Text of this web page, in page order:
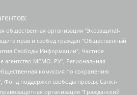
Анин Роман Александрович, Юридическое лицо Istories fonds, зарегистрированное в Латвийской Республике (регистрационный номер 50008295751, дата регистрации 24.02.2020), Великовский Дмитрий Александрович, Долинина Ирина Николаевна, Мароховская Алеся Алексеевна, Шлейнов Роман Юрьевич, Шмагун Олеся Валентиновна, Общество с ограниченной ответственностью "Альтаир 2021", Общество с ограниченной ответственностью "Вега 2021", Общество с ограниченной ответственностью "Главный редактор 2021", Общество с ограниченной ответственностью "Ромашки монолит", Важенков Артем Валерьевич, Ивановская областная общественная организация "Центр гендерных исследований", Гурман Юрий Альбертович, Медиапроект "ОВД-Инфо", Егоров Владимир Владимирович, Жилинский Владимир Александрович, Общество с ограниченной ответственностью "ЗП", Иванова София Юрьевна, Карезина Инна Павловна, Кильтау Екатерина Викторовна, Петров Алексей Викторович, Пискунов Сергей Евгеньевич, Смирнов Сергей Сергеевич, Тихонов Михаил Сергеевич, Общество с ограниченной ответственностью "ЖУРНАЛИСТ-ИНОСТРАННЫЙ АГЕНТ", Арапова Галина Юрьевна, Вольтская Татьяна Анатольевна, Американская компания "Mason G.E.S. Anonymous Foundation" (США), являющаяся владельцем интернет-издания https://mnews.world/, Компания "Stichting Bellingcat", зарегистрированная в Нидерландах (дата регистрации 11.07.2018), Захаров Андрей Вячеславович, Клепиковская Екатерина Дмитриевна, Общество с ограниченной ответственностью "МЕМО", Перл Роман Александрович, Симонов Евгений Алексеевич, Соловьева Елена Анатольевна, Сотников Даниил Владимирович, Сурначева Елизавета Дмитриевна, Автономная некоммерческая организация по защите прав человека и информированию населения "Якутия – Наше Мнение", Общество с ограниченной ответственностью "Москоу диджитал медиа", с 26.01.2023 Общество с ограниченной ответственностью "Чайка Белые сады", Ветошкина Валерия Валерьевна, Заговора Максим Александрович, Межрегиональное общественное движение "Российская ЛГБТ - сеть", Оленичев Максим Владимирович, Павлов Иван Юрьевич, Скворцова Елена Сергеевна, Общество с ограниченной ответственностью "Как бы инагент", Кочетков Игорь Викторович, Общество с ограниченной ответственностью "Честные выборы", Еланчик Олег Александрович, Общество с ограниченной ответственностью "Нобелевский призыв", Гималова Регина Эмилевна, Григорьев Андрей Валерьевич, Григорьева Алина Александровна, Ассоциация по содействию защите прав призывников, альтернативнослужащих и военнослужащих "Правозащитная группа "Гражданин.Армия.Право", Хисамова Регина Фаритовна, Автономная некоммерческая организация по реализации социально-правовых программ "Лилит", Дальневосточное общественное движение "Маяк", Санкт-Петербургская ЛГБТ-инициативная группа "Выход", Инициативная группа ЛГБТ+ "Реверс", Алексеев Андрей Викторович, Бекбулатова Таисия Львовна, Беляев Иван Михайлович, Владыкина Елена Сергеевна, Гельман Марат Александрович, Никульшина Вероника Юрьевна, Толоконникова Надежда Андреевна, Шендерович Виктор Анатольевич, Общество с ограниченной ответственностью "Данное сообщение", Общество с ограниченной ответственностью Издательский дом "Новая глава", Айнбиндер Александра Александровна, Московский комьюнити-центр для ЛГБТ+инициатив, Благотворительный фонд развития филантропии, Deutsche Welle (Германия, Kurt-Schumacher-Strasse 3, 53113 Bonn), Борзунова Мария Михайловна, Воробьев Виктор Викторович, Голубева Анна Львовна, Константинова Алла Михайловна, Малкова Ирина Владимировна, Мурадов Мурад Абдулгалимович, Осетинская Елизавета Николаевна, Понасенков Евгений Николаевич, Ганапольский Матвей Юрьевич, Киселев Евгений Алексеевич, Борухович Ирина Григорьевна, Дремин Иван Тимофеевич, Дубровский Дмитрий Викторович, Красноярская региональная общественная организация поддержки и развития альтернативных образовательных технологий и межкультурных коммуникаций "ИНТЕРРА", Маяковская Екатерина Алексеевна, Фейгин Марк Захарович, Филимонов Андрей Викторович, Дзугкоева Регина Николаевна, Доброхотов Роман Александрович, Дудь Юрий Александрович, Елкин Сергей Владимирович, Кругликов Кирилл Игоревич, Сабунаева Мария Леонидовна, Семенов Алексей Владимирович, Шаинян Карен Багратович, Шульман Екатерина Михайловна, Асафьев Артур Валерьевич, Вахштайн Виктор Семенович, Венедиктов Алексей Алексеевич, Лушникова Екатерина Евгеньевна, Волков Леонид Михайлович, Невзоров Александр Глебович, Пархоменко Сергей Борисович, Сироткин Ярослав Николаевич, Кара-Мурза Владимир Владимирович, Баранова Наталья Владимировна, Гозман Леонид Яковлевич, Кагарлицкий Борис Юльевич, Климарев Михаил Валерьевич, Милов Владимир Станиславович, Автономная некоммерческая организация Краснодарский центр современного искусства "Типография", Моргенштерн Алишер Тагирович, Соболь Любовь Эдуардовна, Общество с ограниченной ответственностью "ЛИЗА НОРМ", Каспаров Гарри Кимович, Ходорковский Михаил Борисович, Общество с ограниченной ответственностью "Апрельские тезисы", Данилович Ирина Брониславовна, Кашин Олег Владимирович, Петров Николай Владимирович, Пивоваров Алексей Владимирович, Соколов Михаил Владимирович, Цветкова Юлия Владимировна, Чичваркин Евгений Александрович, Комитет против пыток/Команда против пыток, Общество с ограниченной ответственностью "Первый научный", Общество с ограниченной ответственностью "Вертолет и ко", Белоцерковская Вероника Борисовна, Кац Максим Евгеньевич, Лазарева Татьяна Юрьевна, Шаведдинов Руслан Табризович, Яшин Илья Валерьевич, Общество с ограниченной ответственностью "Иноагент ААВ", Алешковский Дмитрий Петрович, Альбац Евгения Марковна, Быков Дмитрий Львович, Галямина Юлия Евгеньевна, Лойко Сергей Леонидович, Мартынов Кирилл Константинович, Медведев Сергей Александрович, Крашенинников Федор Геннадиевич, Гордеева Катерина Вл